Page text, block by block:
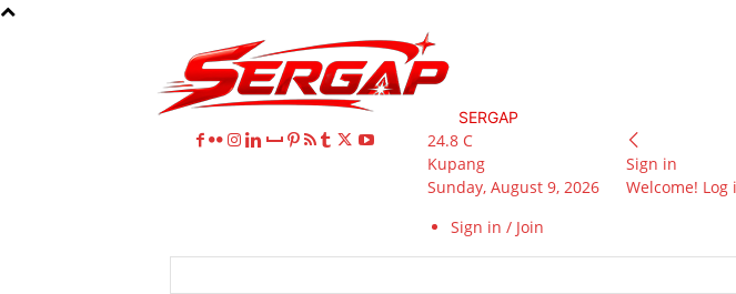
SERGAP
24.8 C
Kupang
Sunday, August 9, 2026
Sign in / Join
Sign in
Welcome!